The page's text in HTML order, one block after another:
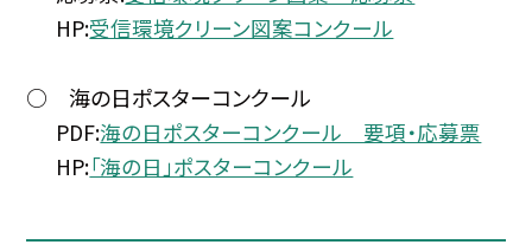
HP:受信環境クリーン図案コンクール
○ 海の日ポスターコンクール
PDF:海の日ポスターコンクール 要項・応募票
HP:「海の日」ポスターコンクール